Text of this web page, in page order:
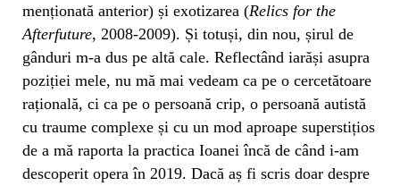
menționată anterior) și exotizarea (Relics for the
Afterfuture, 2008-2009). Și totuși, din nou, șirul de
gânduri m-a dus pe altă cale. Reflectând iarăși asupra
poziției mele, nu mă mai vedeam ca pe o cercetătoare
rațională, ci ca pe o persoană crip, o persoană autistă
cu traume complexe și cu un mod aproape superstițios
de a mă raporta la practica Ioanei încă de când i-am
descoperit opera în 2019. Dacă aș fi scris doar despre